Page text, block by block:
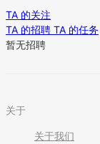
TA 的关注
TA 的招聘 TA 的任务
暂无招聘
关于
关于我们